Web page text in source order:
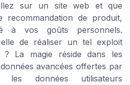
sur un site web et que
recommandation de produit,
à vos goûts personnels.
de réaliser un tel exploit
La magie réside dans les
avancées offertes par
données utilisateurs